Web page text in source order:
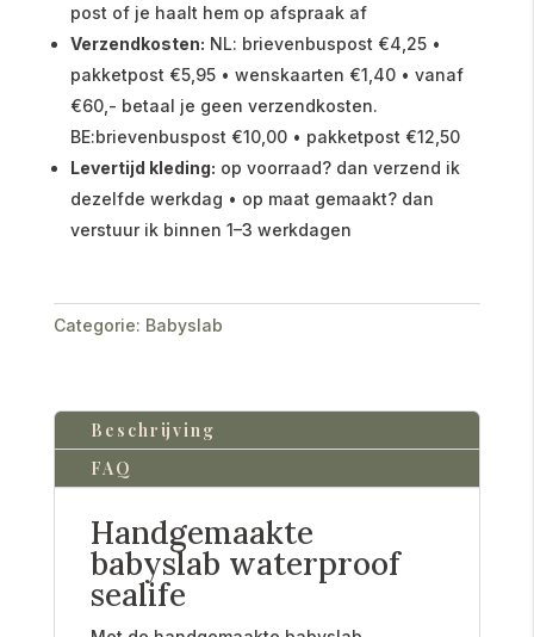
post of je haalt hem op afspraak af
Verzendkosten: NL: brievenbuspost €4,25 •
pakketpost €5,95 • wenskaarten €1,40 • vanaf
€60,- betaal je geen verzendkosten.
BE:brievenbuspost €10,00 • pakketpost €12,50
Levertijd kleding: op voorraad? dan verzend ik
dezelfde werkdag • op maat gemaakt? dan
verstuur ik binnen 1–3 werkdagen
Categorie: Babyslab
Beschrijving
FAQ
Handgemaakte
babyslab waterproof
sealife